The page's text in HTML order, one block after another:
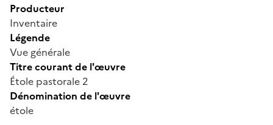
Producteur
Inventaire
Légende
Vue générale
Titre courant de l'œuvre
Étole pastorale 2
Dénomination de l'œuvre
étole